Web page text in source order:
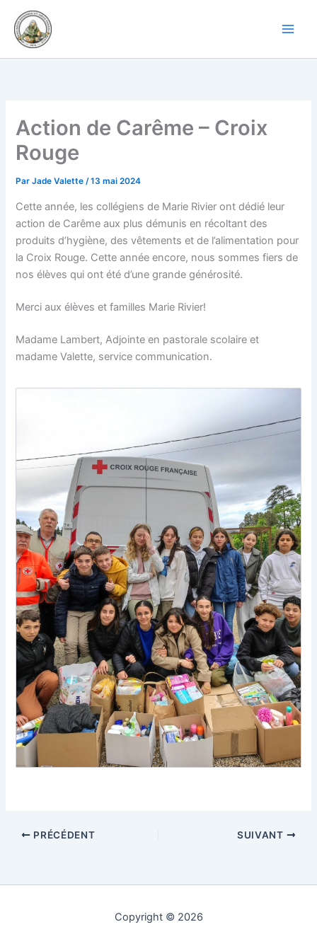
contenu
Action de Carême – Croix
Rouge
ParJade Valette/13 mai 2024
Cette année, les collégiens de Marie Rivier ont dédié leur
action de Carême aux plus démunis en récoltant des
produits d’hygiène, des vêtements et de l’alimentation pour
la Croix Rouge. Cette année encore, nous sommes fiers de
nos élèves qui ont été d’une grande générosité.
Merci aux élèves et familles Marie Rivier!
Madame Lambert, Adjointe en pastorale scolaire et
madame Valette, service communication.
PRÉCÉDENT SUIVANT
Copyright © 2026